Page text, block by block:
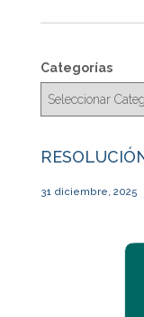
u
c
a
Categorías
31 diciembre, 2025